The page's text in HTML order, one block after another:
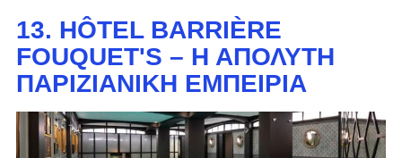
13. HÔTEL BARRIÈRE
FOUQUET'S – Η ΑΠΌΛΥΤΗ
ΠΑΡΙΖΙΆΝΙΚΗ ΕΜΠΕΙΡΊΑ